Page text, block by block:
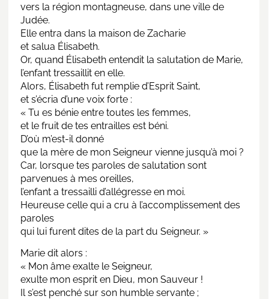
vers la région montagneuse, dans une ville de
Judée.
Elle entra dans la maison de Zacharie
et salua Élisabeth.
Or, quand Élisabeth entendit la salutation de Marie,
l’enfant tressaillit en elle.
Alors, Élisabeth fut remplie d’Esprit Saint,
et s’écria d’une voix forte :
« Tu es bénie entre toutes les femmes,
et le fruit de tes entrailles est béni.
D’où m’est-il donné
que la mère de mon Seigneur vienne jusqu’à moi ?
Car, lorsque tes paroles de salutation sont
parvenues à mes oreilles,
l’enfant a tressailli d’allégresse en moi.
Heureuse celle qui a cru à l’accomplissement des
paroles
qui lui furent dites de la part du Seigneur. »
Marie dit alors :
« Mon âme exalte le Seigneur,
exulte mon esprit en Dieu, mon Sauveur !
Il s’est penché sur son humble servante ;